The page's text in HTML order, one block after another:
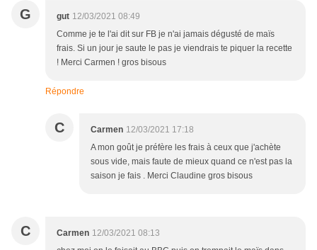
G gut 12/03/2021 08:49
Comme je te l'ai dit sur FB je n'ai jamais dégusté de maïs
frais. Si un jour je saute le pas je viendrais te piquer la recette
! Merci Carmen ! gros bisous
Répondre
C Carmen 12/03/2021 17:18
A mon goût je préfère les frais à ceux que j'achète
sous vide, mais faute de mieux quand ce n'est pas la
saison je fais . Merci Claudine gros bisous
C Carmen 12/03/2021 08:13